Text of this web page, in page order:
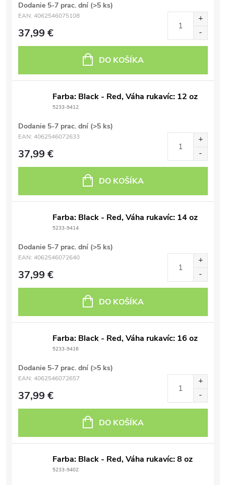
Dodanie 5-7 prac. dní (>5 ks)
EAN: 4062546075108
37,99 €
DO KOŠÍKA
Farba: Black - Red, Váha rukavíc: 12 oz
5233-9412
Dodanie 5-7 prac. dní (>5 ks)
EAN: 4062546072633
37,99 €
DO KOŠÍKA
Farba: Black - Red, Váha rukavíc: 14 oz
5233-9414
Dodanie 5-7 prac. dní (>5 ks)
EAN: 4062546072640
37,99 €
DO KOŠÍKA
Farba: Black - Red, Váha rukavíc: 16 oz
5233-9416
Dodanie 5-7 prac. dní (>5 ks)
EAN: 4062546072657
37,99 €
DO KOŠÍKA
Farba: Black - Red, Váha rukavíc: 8 oz
5233-9402